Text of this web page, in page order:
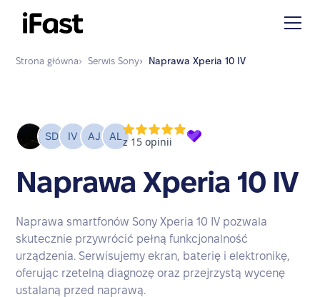
Strona główna› Serwis Sony› Naprawa Xperia 10 IV
Naprawa Xperia 10 IV
Naprawa smartfonów Sony Xperia 10 IV pozwala
skutecznie przywrócić pełną funkcjonalność
urządzenia. Serwisujemy ekran, baterię i elektronikę,
oferując rzetelną diagnozę oraz przejrzystą wycenę
ustalaną przed naprawą.